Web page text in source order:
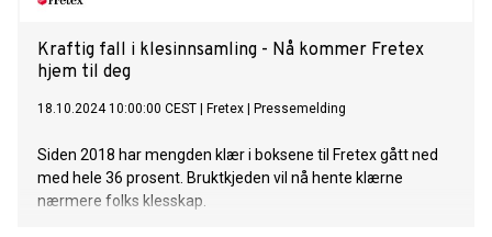
Kraftig fall i klesinnsamling - Nå kommer Fretex
hjem til deg
18.10.2024 10:00:00 CEST Fretex Pressemelding
Siden 2018 har mengden klær i boksene til Fretex gått ned
med hele 36 prosent. Bruktkjeden vil nå hente klærne
nærmere folks klesskap.